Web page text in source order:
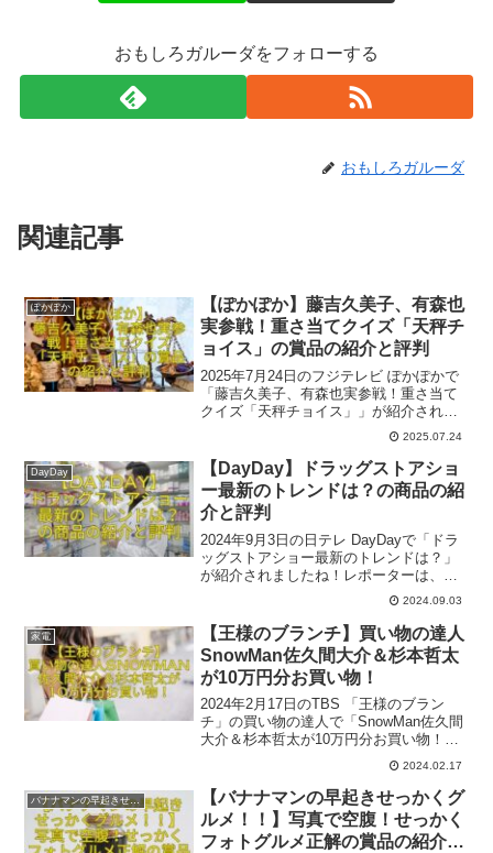
おもしろガルーダをフォローする
おもしろガルーダ
関連記事
ぽかぽか
【ぽかぽか】藤吉久美子、有森也
実参戦！重さ当てクイズ「天秤チ
ョイス」の賞品の紹介と評判
2025年7月24日のフジテレビ ぽかぽかで
「藤吉久美子、有森也実参戦！重さ当て
クイズ「天秤チョイス」」が紹介されま
したね。ゲストは藤吉久美子さん、有森
也実さんでした。ここでは番組内で出た
一部関連商品とその評判をご紹介いたし
ます。参考になれば幸いです。
2025.07.24
DayDay
【DayDay】ドラッグストアショ
ー最新のトレンドは？の商品の紹
介と評判
2024年9月3日の日テレ DayDayで「ドラ
ッグストアショー最新のトレンドは？」
が紹介されましたね！レポーターは、田
辺大智アナウンサー、ロケは第24回
JAPANドラッグストアショー＠東京ビッ
グサイトでした。参考になれば幸いで
す。
2024.09.03
家電
【王様のブランチ】買い物の達人
SnowMan佐久間大介＆杉本哲太
が10万円分お買い物！
2024年2月17日のTBS 「王様のブラン
チ」の買い物の達人で「SnowMan佐久間
大介＆杉本哲太が10万円分お買い物！」
が紹介されましたね。ビックカメラ新宿
西口店で、バルミューダの本格プレート
は本当に欲しくなりますね！
2024.02.17
バナナマンの早起きせっかくグルメ！！
【バナナマンの早起きせっかくグ
ルメ！！】写真で空腹！せっかく
フォトグルメ正解の賞品の紹介と